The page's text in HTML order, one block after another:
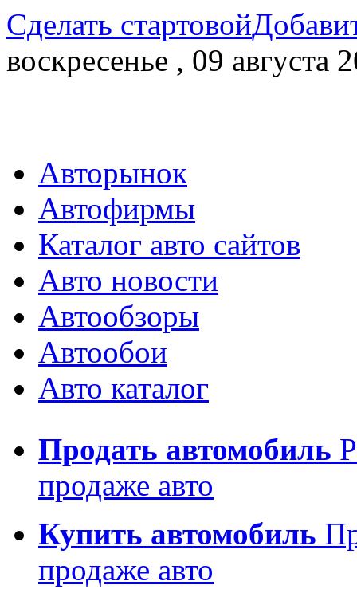
Сделать стартовой
воскресенье , 09 августа
Авторынок
Автофирмы
Каталог авто сайтов
Авто новости
Автообзоры
Автообои
Авто каталог
Продать автомобиль
продаже авто
Купить автомобиль
продаже авто